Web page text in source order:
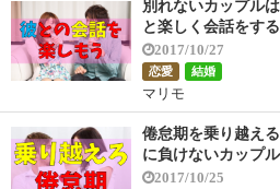
別れないカップル
と楽しく会話をす
2017/10/27
恋愛 結婚
マリモ
倦怠期を乗り越え
に負けないカップ
2017/10/25